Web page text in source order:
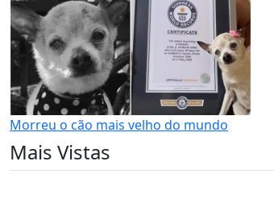
Morreu o cão mais velho do mundo
Mais Vistas